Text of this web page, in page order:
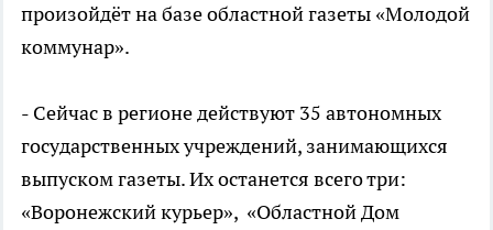
произойдёт на базе областной газеты «Молодой
коммунар».
- Сейчас в регионе действуют 35 автономных
государственных учреждений, занимающихся
выпуском газеты. Их останется всего три:
«Воронежский курьер», «Областной Дом